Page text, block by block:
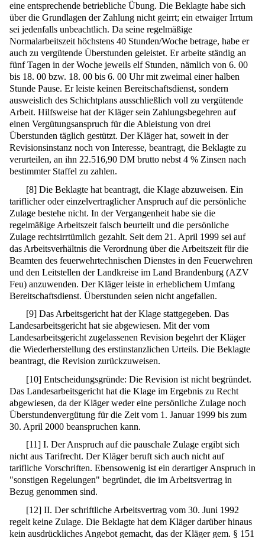
eine entsprechende betriebliche Übung. Die Beklagte habe sich
über die Grundlagen der Zahlung nicht geirrt; ein etwaiger Irrtum
sei jedenfalls unbeachtlich. Da seine regelmäßige
Normalarbeitszeit höchstens 40 Stunden/Woche betrage, habe er
auch zu vergütende Überstunden geleistet. Er arbeite ständig an
fünf Tagen in der Woche jeweils elf Stunden, nämlich von 6. 00
bis 18. 00 bzw. 18. 00 bis 6. 00 Uhr mit zweimal einer halben
Stunde Pause. Er leiste keinen Bereitschaftsdienst, sondern
ausweislich des Schichtplans ausschließlich voll zu vergütende
Arbeit. Hilfsweise hat der Kläger sein Zahlungsbegehren auf
einen Vergütungsanspruch für die Ableistung von drei
Überstunden täglich gestützt. Der Kläger hat, soweit in der
Revisionsinstanz noch von Interesse, beantragt, die Beklagte zu
verurteilen, an ihn 22.516,90 DM brutto nebst 4 % Zinsen nach
bestimmter Staffel zu zahlen.
[8] Die Beklagte hat beantragt, die Klage abzuweisen. Ein
tariflicher oder einzelvertraglicher Anspruch auf die persönliche
Zulage bestehe nicht. In der Vergangenheit habe sie die
regelmäßige Arbeitszeit falsch beurteilt und die persönliche
Zulage rechtsirrtümlich gezahlt. Seit dem 21. April 1999 sei auf
das Arbeitsverhältnis die Verordnung über die Arbeitszeit für die
Beamten des feuerwehrtechnischen Dienstes in den Feuerwehren
und den Leitstellen der Landkreise im Land Brandenburg (AZV
Feu) anzuwenden. Der Kläger leiste in erheblichem Umfang
Bereitschaftsdienst. Überstunden seien nicht angefallen.
[9] Das Arbeitsgericht hat der Klage stattgegeben. Das
Landesarbeitsgericht hat sie abgewiesen. Mit der vom
Landesarbeitsgericht zugelassenen Revision begehrt der Kläger
die Wiederherstellung des erstinstanzlichen Urteils. Die Beklagte
beantragt, die Revision zurückzuweisen.
[10] Entscheidungsgründe: Die Revision ist nicht begründet.
Das Landesarbeitsgericht hat die Klage im Ergebnis zu Recht
abgewiesen, da der Kläger weder eine persönliche Zulage noch
Überstundenvergütung für die Zeit vom 1. Januar 1999 bis zum
30. April 2000 beanspruchen kann.
[11] I. Der Anspruch auf die pauschale Zulage ergibt sich
nicht aus Tarifrecht. Der Kläger beruft sich auch nicht auf
tarifliche Vorschriften. Ebensowenig ist ein derartiger Anspruch in
"sonstigen Regelungen" begründet, die im Arbeitsvertrag in
Bezug genommen sind.
[12] II. Der schriftliche Arbeitsvertrag vom 30. Juni 1992
regelt keine Zulage. Die Beklagte hat dem Kläger darüber hinaus
kein ausdrückliches Angebot gemacht, das der Kläger gem. § 151